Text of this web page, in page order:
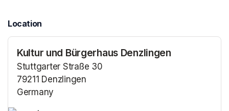
Location
Kultur und Bürgerhaus Denzlingen
Stuttgarter Straße 30
79211 Denzlingen
Germany